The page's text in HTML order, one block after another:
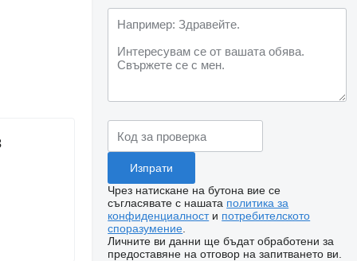
Чрез натискане на бутона вие се
съгласявате с нашата политика за
конфиденциалности потребителското
споразумение
Личните ви данни ще бъдат обработени за
предоставяне на отговор на запитването ви.